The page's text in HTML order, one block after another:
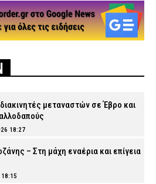
μεταναστών σε Έβρο και
18:27
– Στη μάχη εναέρια και επίγεια